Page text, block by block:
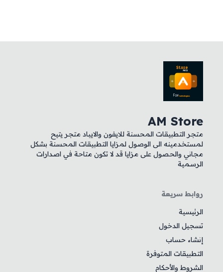
AM Store
متجر التطبيقات المحسنة للايفون والايباد متجر يتيح
لمستخدمينه الى الوصول لمزايا التطبيقات المحسنة بشكل
مجاني والحصول على مزايا قد لا تكون متاحة في اصدارات
الرسمية
روابط سريعة
الرئيسية
تسجيل الدخول
إنشاء حساب
التطبيقات المتوفرة
الشروط والأحكام